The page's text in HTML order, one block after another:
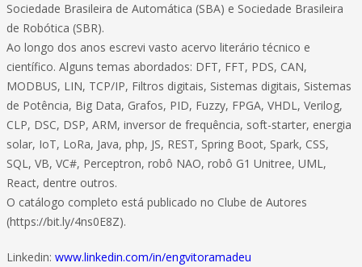
Sociedade Brasileira de Automática (SBA) e Sociedade Brasileira
de Robótica (SBR).
Ao longo dos anos escrevi vasto acervo literário técnico e
científico. Alguns temas abordados: DFT, FFT, PDS, CAN,
MODBUS, LIN, TCP/IP, Filtros digitais, Sistemas digitais, Sistemas
de Potência, Big Data, Grafos, PID, Fuzzy, FPGA, VHDL, Verilog,
CLP, DSC, DSP, ARM, inversor de frequência, soft-starter, energia
solar, IoT, LoRa, Java, php, JS, REST, Spring Boot, Spark, CSS,
SQL, VB, VC#, Perceptron, robô NAO, robô G1 Unitree, UML,
React, dentre outros.
O catálogo completo está publicado no Clube de Autores
(https://bit.ly/4ns0E8Z).
Linkedin: www.linkedin.com/in/engvitoramadeu